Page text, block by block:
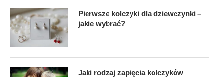
Pierwsze kolczyki dla dziewczynki –
jakie wybrać?
Jaki rodzaj zapięcia kolczyków